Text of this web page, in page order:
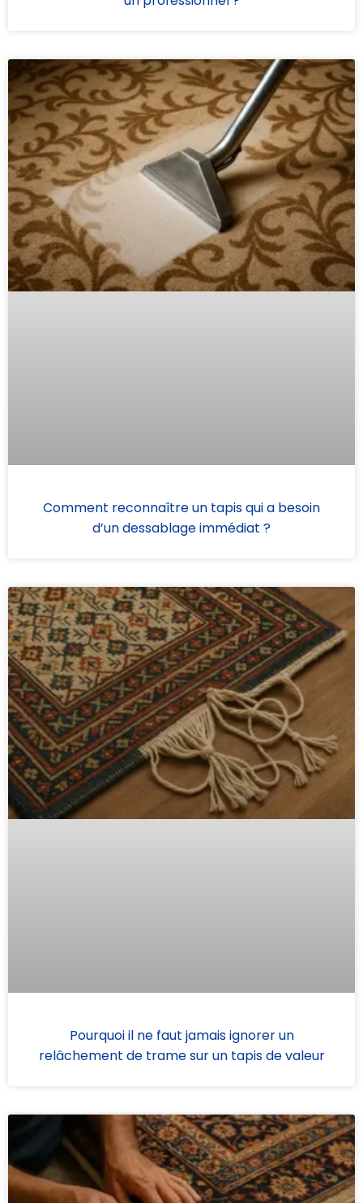
Comment reconnaître un tapis qui a besoin
d’un dessablage immédiat ?
Pourquoi il ne faut jamais ignorer un
relâchement de trame sur un tapis de valeur